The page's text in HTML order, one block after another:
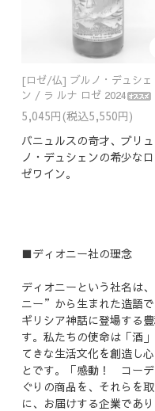
[ロゼ/仏] ブルノ・デュシェ
ン / ラ ルナ ロゼ 2024
5,045円(税込5,550円)
バニュルスの奇才、ブリュ
ノ・デュシェンの希少なロ
ゼワイン。
■ディオニー社の理念
ディオニーという社名
ニー”から生まれた造語
ギリシア神話に登場する
す。私たちの使命は「酒
てきな生活文化を創造し
とです。「感動！ コー
ぐりの商品を、それらを
に、お届けする企業であ